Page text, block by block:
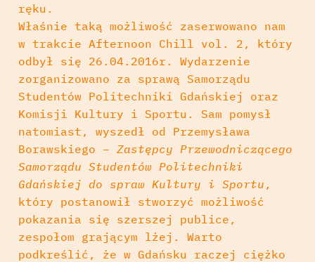
ręku.
Właśnie taką możliwość zaserwowano nam
w trakcie Afternoon Chill vol. 2, który
odbył się 26.04.2016r. Wydarzenie
zorganizowano za sprawą Samorządu
Studentów Politechniki Gdańskiej oraz
Komisji Kultury i Sportu. Sam pomysł
natomiast, wyszedł od Przemysława
Borawskiego – Zastępcy Przewodniczącego
Samorządu Studentów Politechniki
Gdańskiej do spraw Kultury i Sportu ,
który postanowił stworzyć możliwość
pokazania się szerszej publice,
zespołom grającym lżej. Warto
podkreślić, że w Gdańsku raczej ciężko